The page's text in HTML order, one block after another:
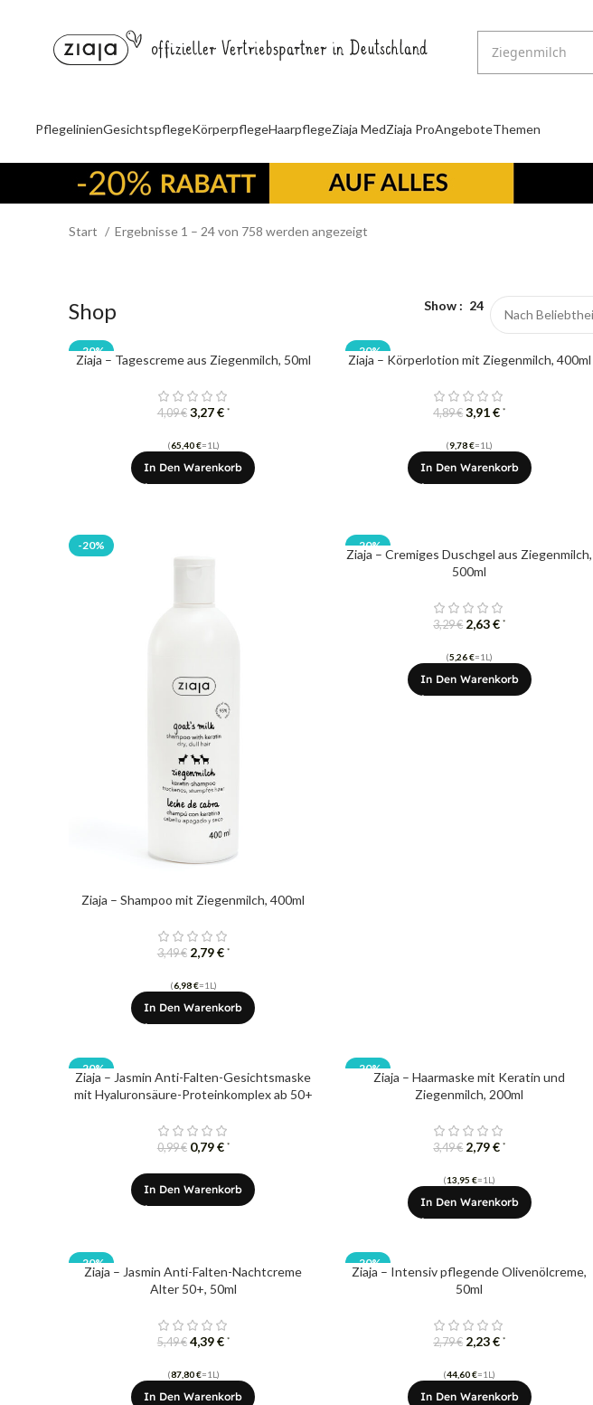
PflegelinienGesichtspflegeKörperpflegeHaarpflegeZiaja MedZiaja ProAngeboteThemen
Start Ergebnisse 1 – 24 von 758 werden angezeigt
Shop Show 24
-20%
Ziaja – Tagescreme aus Ziegenmilch, 50ml
4,09€ 3,27€ *
(65,40€=1L)
In Den Warenkorb
-20%
Ziaja – Körperlotion mit Ziegenmilch, 400ml
4,89€ 3,91€ *
(9,78€=1L)
In Den Warenkorb
-20%
Ziaja – Shampoo mit Ziegenmilch, 400ml
3,49€ 2,79€ *
(6,98€=1L)
In Den Warenkorb
-20%
Ziaja – Cremiges Duschgel aus Ziegenmilch,
500ml
3,29€ 2,63€ *
(5,26€=1L)
In Den Warenkorb
-20%
Ziaja – Jasmin Anti-Falten-Gesichtsmaske
mit Hyaluronsäure-Proteinkomplex ab 50+
0,99€ 0,79€ *
In Den Warenkorb
-20%
Ziaja – Haarmaske mit Keratin und
Ziegenmilch, 200ml
3,49€ 2,79€ *
(13,95€=1L)
In Den Warenkorb
-20%
Ziaja – Jasmin Anti-Falten-Nachtcreme
Alter 50+, 50ml
5,49€ 4,39€ *
(87,80€=1L)
In Den Warenkorb
-20%
Ziaja – Intensiv pflegende Olivenölcreme,
50ml
2,79€ 2,23€ *
(44,60€=1L)
In Den Warenkorb